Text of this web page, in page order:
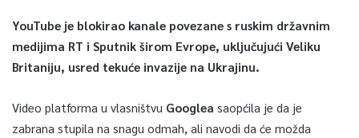
YouTube je blokirao kanale povezane s ruskim državnim
medijima RT i Sputnik širom Evrope, uključujući Veliku
Britaniju, usred tekuće invazije na Ukrajinu.
Video platforma u vlasništvu Googlea saopćila je da je
zabrana stupila na snagu odmah, ali navodi da će možda